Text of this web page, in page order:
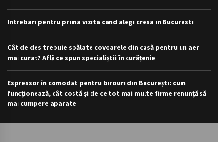
Intrebari pentru prima vizita cand alegi cresa in Bucuresti
Cât de des trebuie spălate covoarele din casă pentru un aer
mai curat? Află ce spun specialiștii în curățenie
Espressor în comodat pentru birouri din București: cum
funcționează, cât costă și de ce tot mai multe firme renunță să
mai cumpere aparate